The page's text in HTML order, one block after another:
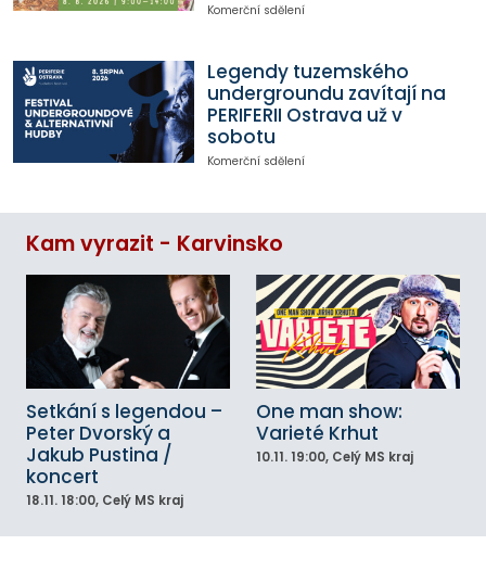
Komerční sdělení
Legendy tuzemského
undergroundu zavítají na
PERIFERII Ostrava už v
sobotu
Komerční sdělení
Kam vyrazit - Karvinsko
Setkání s legendou –
Peter Dvorský a
Jakub Pustina /
koncert
18.11. 18:00, Celý MS kraj
One man show:
Varieté Krhut
10.11. 19:00, Celý MS kraj